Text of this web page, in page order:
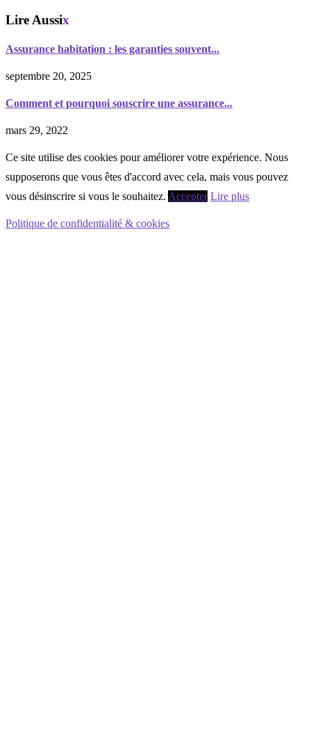
Lire Aussix
Assurance habitation : les garanties souvent...
septembre 20, 2025
Comment et pourquoi souscrire une assurance...
mars 29, 2022
Ce site utilise des cookies pour améliorer votre expérience. Nous
supposerons que vous êtes d'accord avec cela, mais vous pouvez
vous désinscrire si vous le souhaitez. Accepter Lire plus
Politique de confidentialité & cookies